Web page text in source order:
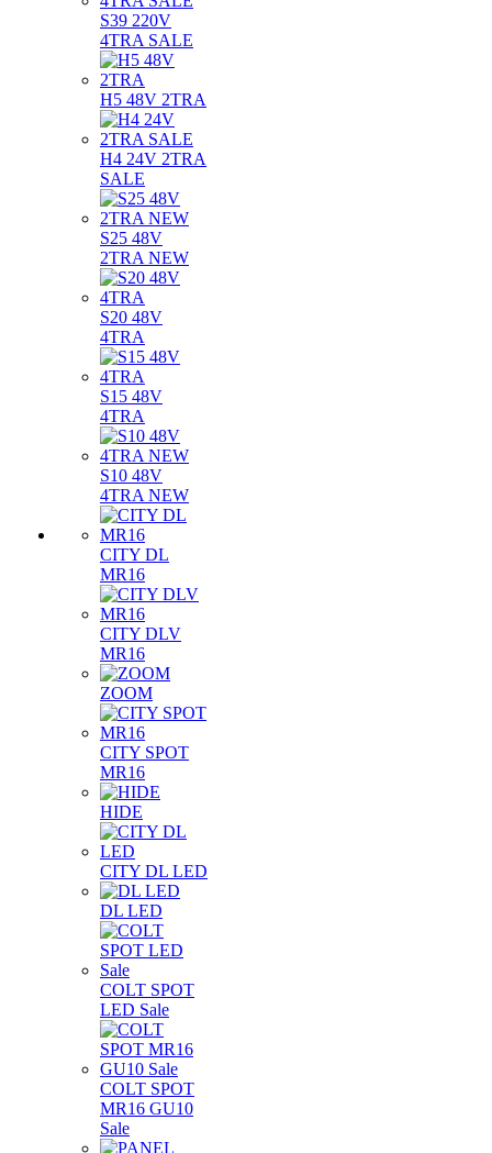
S39 220V
4TRA SALE
H5 48V 2TRA
H4 24V 2TRA
SALE
S25 48V
2TRA NEW
S20 48V
4TRA
S15 48V
4TRA
S10 48V
4TRA NEW
CITY DL
MR16
CITY DLV
MR16
ZOOM
CITY SPOT
MR16
HIDE
CITY DL LED
DL LED
COLT SPOT
LED Sale
COLT SPOT
MR16 GU10
Sale